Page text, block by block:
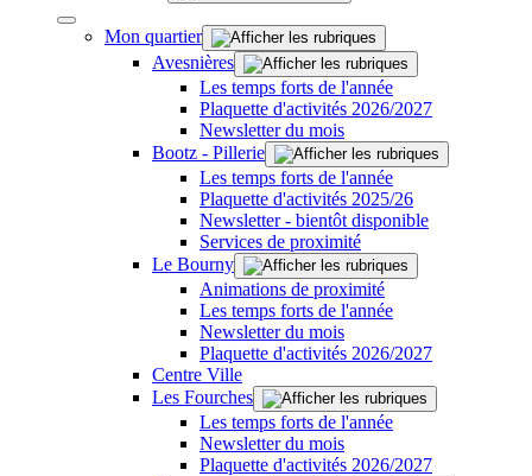
Mon quartier
Avesnières
Les temps forts de l'année
Plaquette d'activités 2026/2027
Newsletter du mois
Bootz - Pillerie
Les temps forts de l'année
Plaquette d'activités 2025/26
Newsletter - bientôt disponible
Services de proximité
Le Bourny
Animations de proximité
Les temps forts de l'année
Newsletter du mois
Plaquette d'activités 2026/2027
Centre Ville
Les Fourches
Les temps forts de l'année
Newsletter du mois
Plaquette d'activités 2026/2027